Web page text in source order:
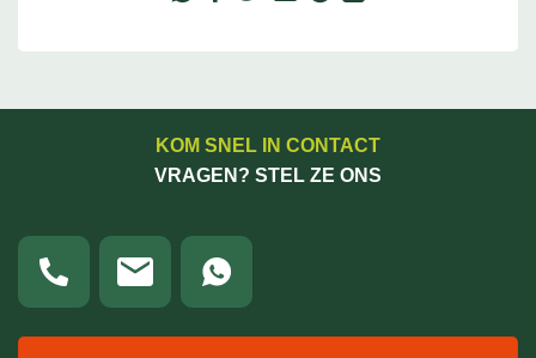
KOM SNEL IN CONTACT
VRAGEN? STEL ZE ONS